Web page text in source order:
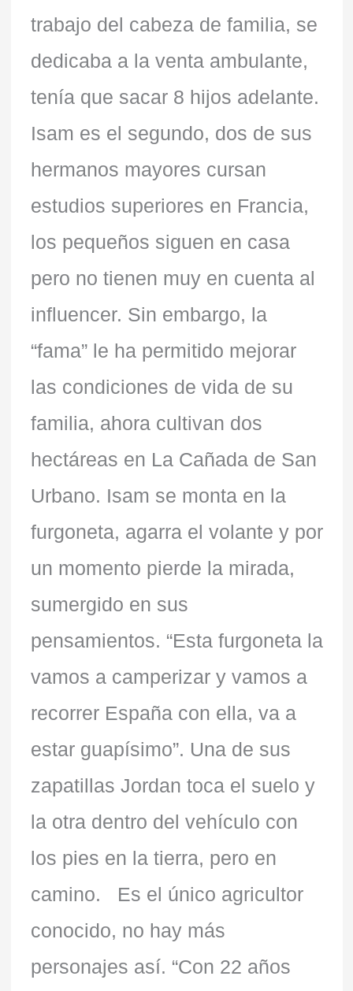
trabajo del cabeza de familia, se
dedicaba a la venta ambulante,
tenía que sacar 8 hijos adelante.
Isam es el segundo, dos de sus
hermanos mayores cursan
estudios superiores en Francia,
los pequeños siguen en casa
pero no tienen muy en cuenta al
influencer. Sin embargo, la
“fama” le ha permitido mejorar
las condiciones de vida de su
familia, ahora cultivan dos
hectáreas en La Cañada de San
Urbano. Isam se monta en la
furgoneta, agarra el volante y por
un momento pierde la mirada,
sumergido en sus
pensamientos. “Esta furgoneta la
vamos a camperizar y vamos a
recorrer España con ella, va a
estar guapísimo”. Una de sus
zapatillas Jordan toca el suelo y
la otra dentro del vehículo con
los pies en la tierra, pero en
camino. Es el único agricultor
conocido, no hay más
personajes así. “Con 22 años